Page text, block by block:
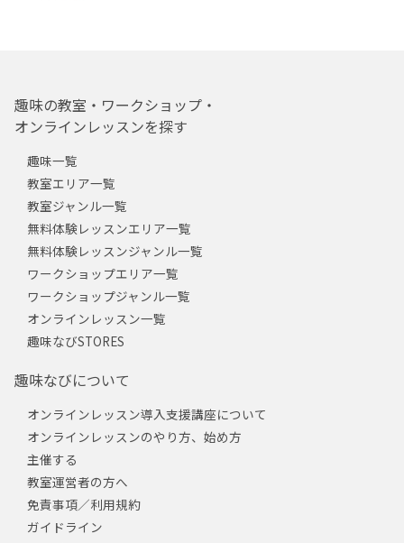
趣味の教室・ワークショップ・
オンラインレッスンを探す
趣味一覧
教室エリア一覧
教室ジャンル一覧
無料体験レッスンエリア一覧
無料体験レッスンジャンル一覧
ワークショップエリア一覧
ワークショップジャンル一覧
オンラインレッスン一覧
趣味なびSTORES
趣味なびについて
オンラインレッスン導入支援講座について
オンラインレッスンのやり方、始め方
主催する
教室運営者の方へ
免責事項／利用規約
ガイドライン